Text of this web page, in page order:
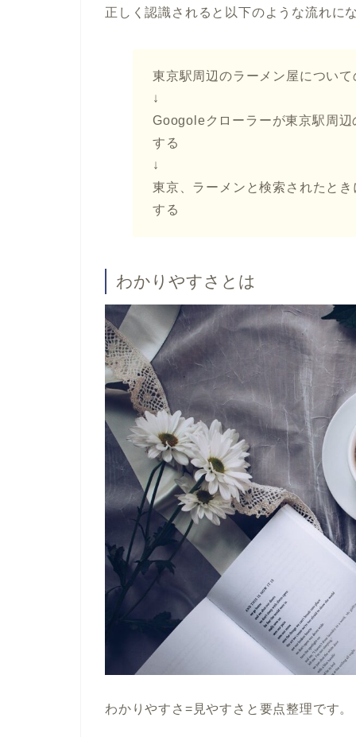
正しく認識されると以下のような流れに
東京駅周辺のラーメン屋につい
↓
Googoleクローラーが東京駅周
する
↓
東京、ラーメンと検索されたと
する
わかりやすさとは
わかりやすさ=見やすさと要点整理です。